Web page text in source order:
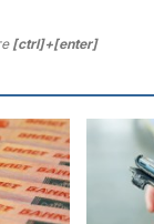
[ctrl]+[enter]